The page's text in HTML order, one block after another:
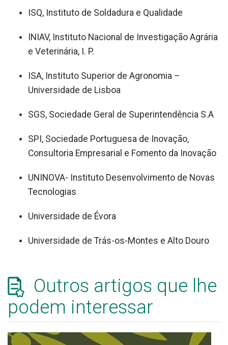
ISQ, Instituto de Soldadura e Qualidade
INIAV, Instituto Nacional de Investigação Agrária
e Veterinária, I. P.
ISA, Instituto Superior de Agronomia –
Universidade de Lisboa
SGS, Sociedade Geral de Superintendência S.A
SPI, Sociedade Portuguesa de Inovação,
Consultoria Empresarial e Fomento da Inovação
UNINOVA- Instituto Desenvolvimento de Novas
Tecnologias
Universidade de Évora
Universidade de Trás-os-Montes e Alto Douro
Outros artigos que lhe
podem interessar